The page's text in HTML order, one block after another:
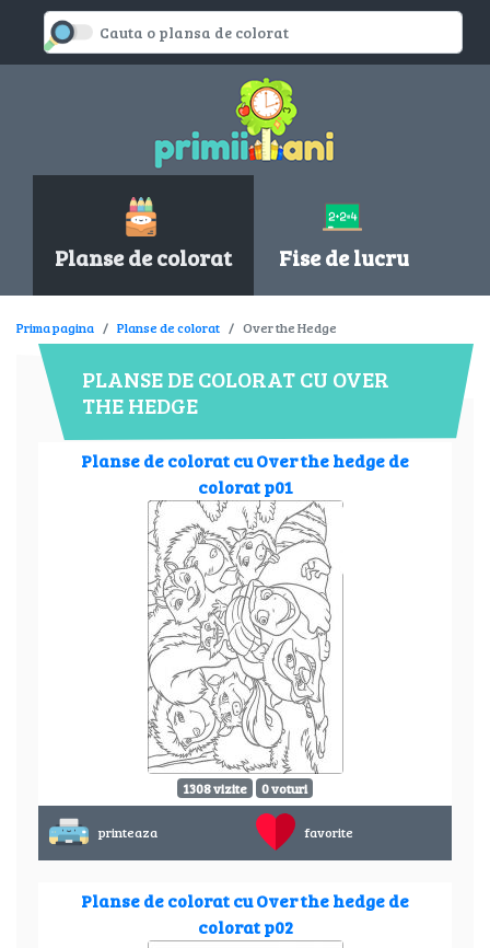
Planse de colorat Fise de lucru
Prima pagina Planse de colorat Over the Hedge
PLANSE DE COLORAT CU OVER
THE HEDGE
Planse de colorat cu Over the hedge de
colorat p01
1308 vizite 0 voturi
printeaza favorite
Planse de colorat cu Over the hedge de
colorat p02